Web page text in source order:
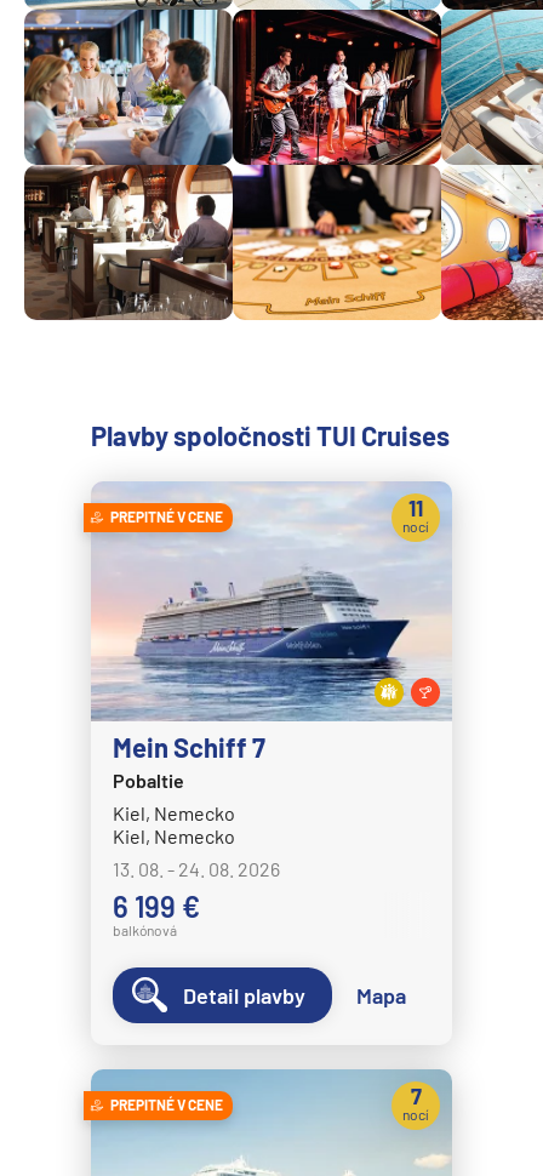
Plavby spoločnosti TUI Cruises
PREPITNÉ V CENE
Mein Schiff 7
Pobaltie
Kiel, Nemecko
Kiel, Nemecko
13. 08. - 24. 08. 2026
6 199 €
balkónová
11
nocí
Detail plavby Mapa
PREPITNÉ V CENE 7
nocí